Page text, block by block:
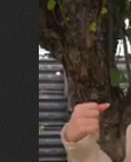
30.07.2026
Калина,